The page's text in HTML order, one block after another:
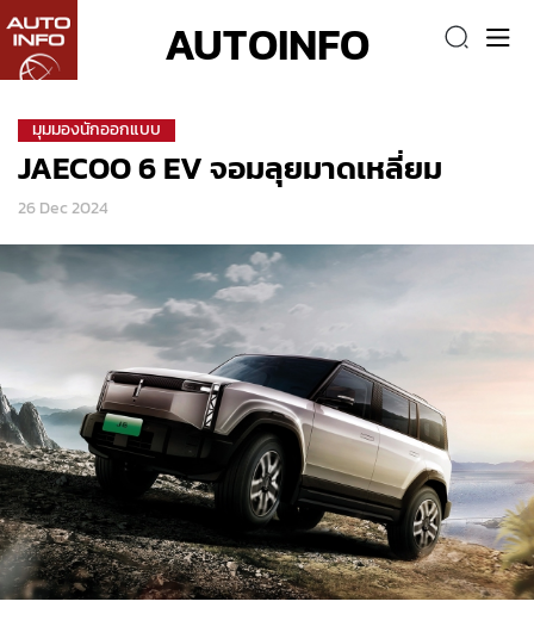
AUTOINFO
มุมมองนักออกแบบ
JAECOO 6 EV จอมลุยมาดเหลี่ยม
26 Dec 2024